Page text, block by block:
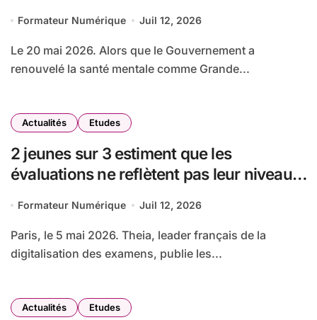
Formateur Numérique Juil 12, 2026
Le 20 mai 2026. Alors que le Gouvernement a
renouvelé la santé mentale comme Grande...
Actualités Etudes
2 jeunes sur 3 estiment que les
évaluations ne reflètent pas leur niveau
THEIA
Formateur Numérique Juil 12, 2026
Paris, le 5 mai 2026. Theia, leader français de la
digitalisation des examens, publie les...
Actualités Etudes